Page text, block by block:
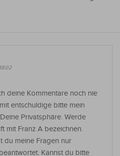
deine Kommentare noch nie
entschuldige bitte mein
Privatsphäre. Werde
mit Franz A bezeichnen.
du meine Fragen nur
Kannst du bitte